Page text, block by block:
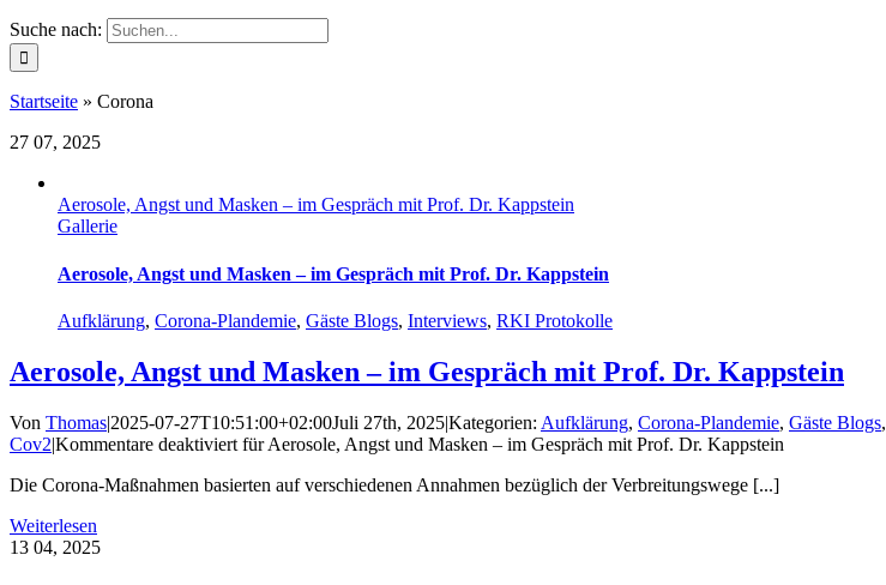
Suche nach:
Startseite » Corona
27 07, 2025
Aerosole, Angst und Masken – im Gespräch mit Prof. Dr. Kappstein
Gallerie
Aerosole, Angst und Masken – im Gespräch mit Prof. Dr. Kappstein
Aufklärung, Corona-Plandemie, Gäste Blogs, Interviews, RKI Protokolle
Aerosole, Angst und Masken – im Gespräch mit Prof. Dr. Kappstein
Von Thomas|2025-07-27T10:51:00+02:00Juli 27th, 2025|Kategorien: Aufklärung, Corona-Plandemie, Gäste Blogs,
Cov2|Kommentare deaktiviert für Aerosole, Angst und Masken – im Gespräch mit Prof. Dr. Kappstein
Die Corona-Maßnahmen basierten auf verschiedenen Annahmen bezüglich der Verbreitungswege [...]
Weiterlesen
13 04, 2025